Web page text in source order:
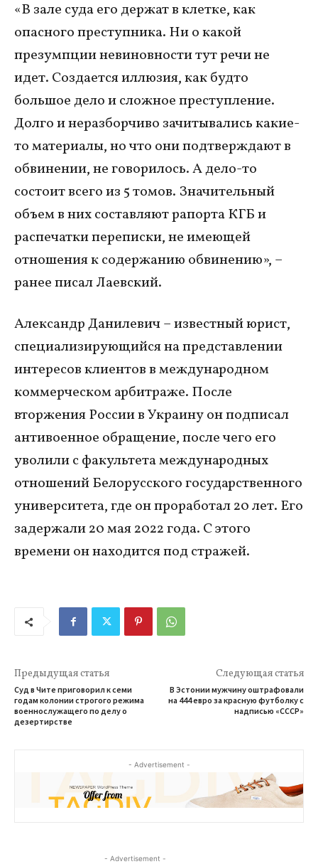
«В зале суда его держат в клетке, как
опасного преступника. Ни о какой
презумпции невиновности тут речи не
идет. Создается иллюзия, как будто
большое дело и сложное преступление.
Долго и неразборчиво зачитывались какие-
то материалы, но что они подтверждают в
обвинении, не говорилось. А дело-то
состоит всего из 5 томов. Значительный
объем в них составляют рапорта КГБ и
распечатки переписки, не имеющей
отношения к содержанию обвинению», –
ранее писал Лаевский.
Александр Данилевич – известный юрист,
специализирующийся на представлении
интересов клиентов в международном
коммерческом арбитраже. После
вторжения России в Украину он подписал
антивоенное обращение, после чего его
уволили с факультета международных
отношений Белорусского государственного
университета, где он проработал 20 лет. Его
задержали 20 мая 2022 года. С этого
времени он находится под стражей.
Предыдущая статья
Суд в Чите приговорил к семи
годам колонии строгого режима
военнослужащего по делу о
дезертирстве
Следующая статья
В Эстонии мужчину оштрафовали
на 444 евро за красную футболку с
надписью «СССР»
- Advertisement -
- Advertisement -